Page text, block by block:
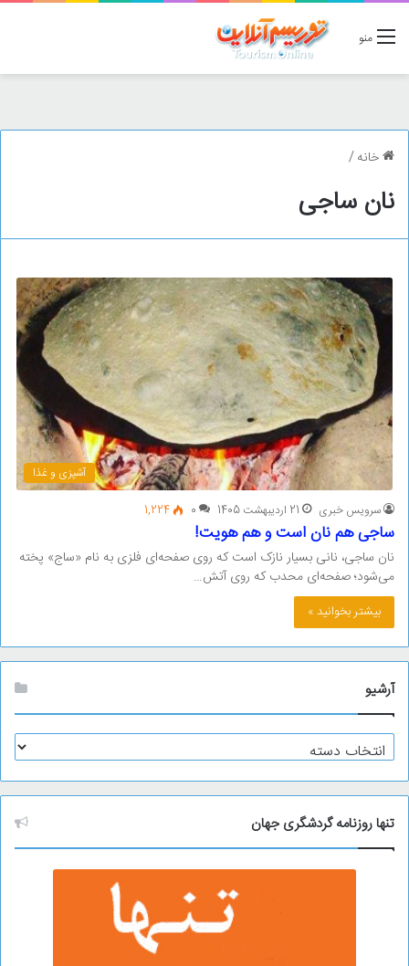
منو
خانه/
نان ساجی
آشپزی و غذا
سرویس خبری 21 اردیبهشت 1405 0
1,224
ساجی هم نان است و هم هویت!
نان ساجی، نانی بسیار نازک است که روی صفحه‌ای فلزی به نام «ساج» پخته
می‌شود؛ صفحه‌ای محدب که روی آتش…
بیشتر بخوانید »
آرشیو
آ
ر
ش
ی
و
تنها روزنامه گردشگری جهان